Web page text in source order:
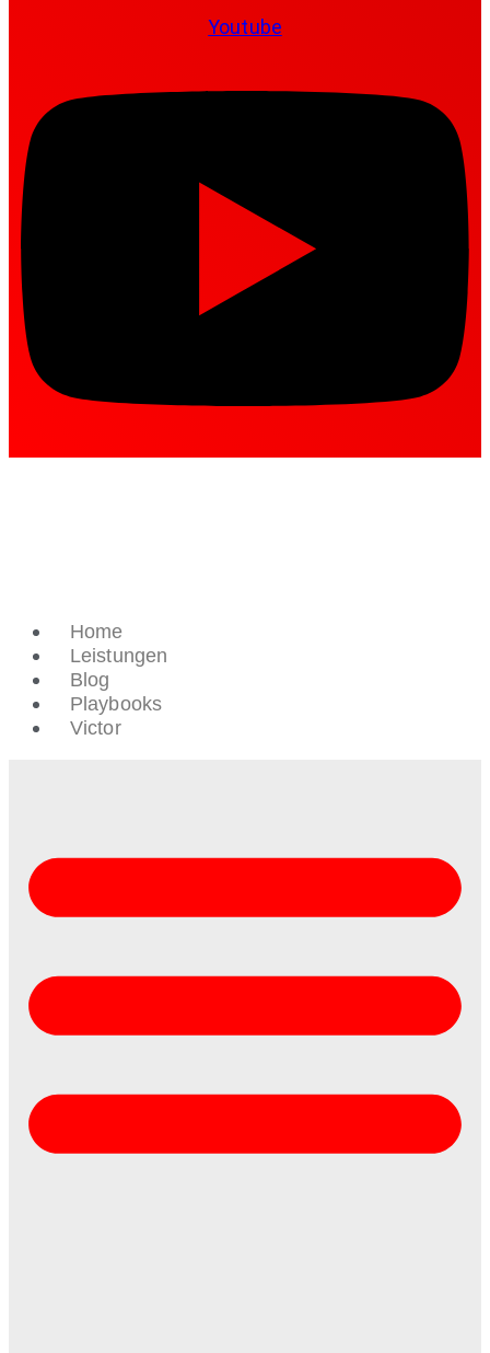
Youtube
Home
Leistungen
Blog
Playbooks
Victor